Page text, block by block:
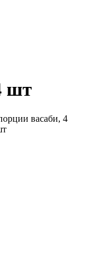
шт
васаби, 4